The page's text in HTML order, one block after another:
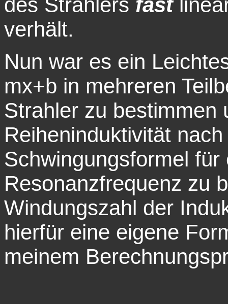
des Strahlers fast
verhält.
Nun war es ein
mx+b in mehreren
Strahler zu bestimmen
Reiheninduktivität
Schwingungsformel
Resonanzfrequenz zu
Windungszahl der
hierfür eine eigene
meinem